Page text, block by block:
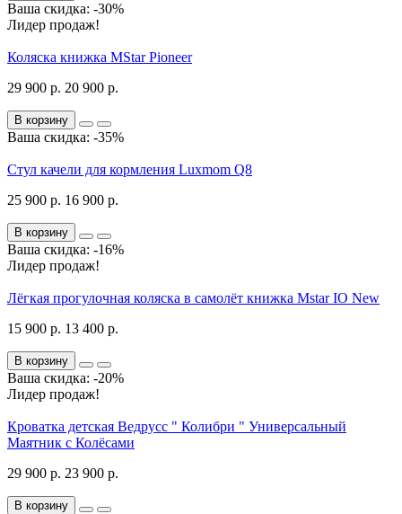
Ваша скидка: -30%
Лидер продаж!
Коляска книжка MStar Pioneer
29 900 р. 20 900 р.
В корзину
Ваша скидка: -35%
Стул качели для кормления Luxmom Q8
25 900 р. 16 900 р.
В корзину
Ваша скидка: -16%
Лидер продаж!
Лёгкая прогулочная коляска в самолёт книжка Mstar IO New
15 900 р. 13 400 р.
В корзину
Ваша скидка: -20%
Лидер продаж!
Кроватка детская Ведрусс " Колибри " Универсальный
Маятник с Колёсами
29 900 р. 23 900 р.
В корзину